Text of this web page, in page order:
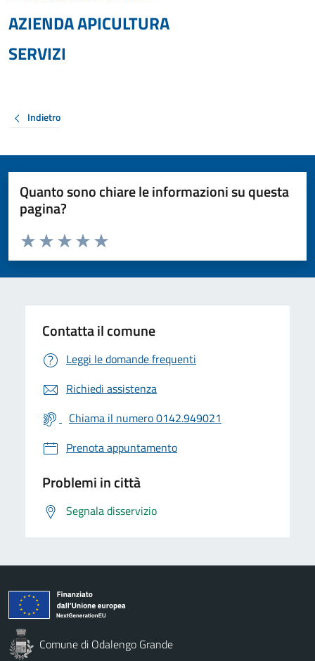
AZIENDA APICULTURA
SERVIZI
Indietro
Quanto sono chiare le informazioni su questa
pagina?
Valuta da 1 a 5 stelle la pagina
Valuta 5 stelle su 5
Valuta 4 stelle su 5
Valuta 3 stelle su 5
Valuta 2 stelle su 5
Valuta 1 stelle su 5
Contatta il comune
Leggi le domande frequenti
Richiedi assistenza
Chiama il numero 0142.949021
Prenota appuntamento
Problemi in città
Segnala disservizio
Comune di Odalengo Grande